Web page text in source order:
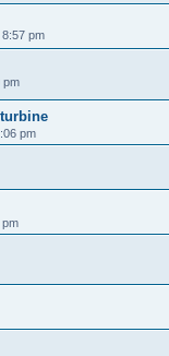
pm
pm
pm
pm